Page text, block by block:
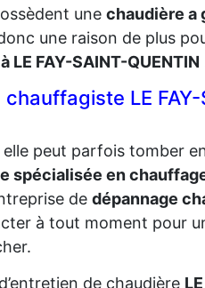
une chaudière a
donc une raison de plus
FAY-SAINT-QUENTIN
LE FAY-
peut parfois tomber
spécialisée en
de dépannage
à tout moment pour
de chaudière